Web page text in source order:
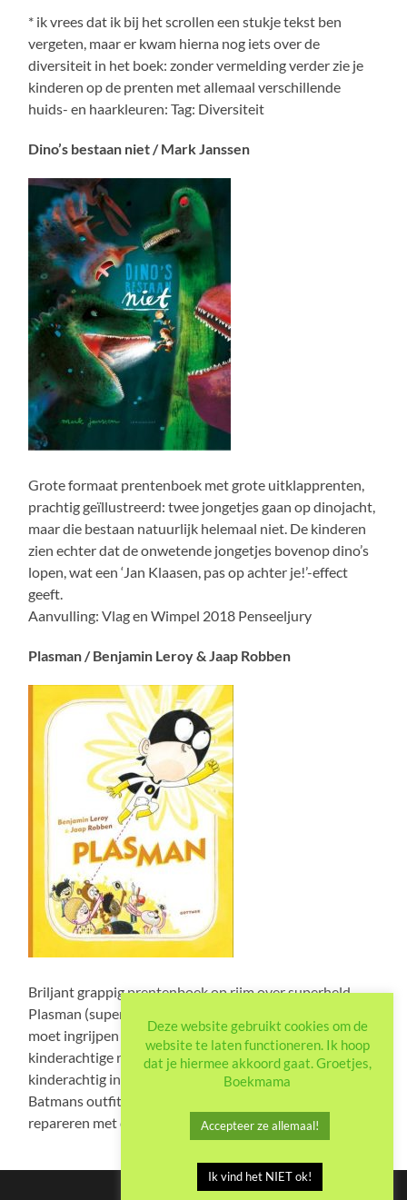
* ik vrees dat ik bij het scrollen een stukje tekst ben
vergeten, maar er kwam hierna nog iets over de
diversiteit in het boek: zonder vermelding verder zie je
kinderen op de prenten met allemaal verschillende
huids- en haarkleuren: Tag: Diversiteit
Dino’s bestaan niet / Mark Janssen
Grote formaat prentenboek met grote uitklapprenten,
prachtig geïllustreerd: twee jongetjes gaan op dinojacht,
maar die bestaan natuurlijk helemaal niet. De kinderen
zien echter dat de onwetende jongetjes bovenop dino’s
lopen, wat een ‘Jan Klaasen, pas op achter je!’-effect
geeft.
Aanvulling: Vlag en Wimpel 2018 Penseeljury
Plasman / Benjamin Leroy & Jaap Robben
Briljant grappig prentenboek op rijm over superheld
Plasman (superkracht: extreem kunnen plassen) die
moet ingrijpen omdat de andere superhelden om vrij
kinderachtige redenen verhinderd zijn. Waarbij ik
kinderachtig in dit geval positief bedoel (bijvoorbeeld
Batmans outfit is kapot, dus mama moet het nog even
repareren met de naaimachine).
Deze website gebruikt cookies om de
website te laten functioneren. Ik hoop
dat je hiermee akkoord gaat. Groetjes,
Boekmama
Accepteer ze allemaal!
Ik vind het NIET ok!